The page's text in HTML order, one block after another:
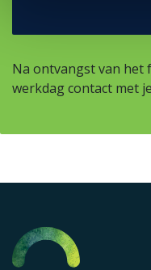
Na ontvangst van het
werkdag contact met